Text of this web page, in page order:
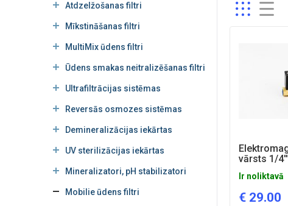
Atdzelžošanas filtri
Mīkstināšanas filtri
MultiMix ūdens filtri
Ūdens smakas neitralizēšanas filtri
Ultrafiltrācijas sistēmas
Reversās osmozes sistēmas
Demineralizācijas iekārtas
UV sterilizācijas iekārtas
Mineralizatori, pH stabilizatori
Mobilie ūdens filtri
vārsts 1/
Ir noliktavā
€ 29.00